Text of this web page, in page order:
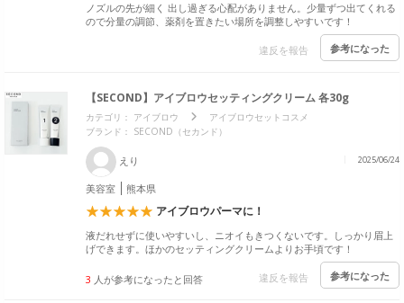
ノズルの先が細く 出し過ぎる心配がありません。少量ずつ出てくれる
ので分量の調節、薬剤を置きたい場所を調整しやすいです！
違反を報告 参考になった
【SECOND】アイブロウセッティングクリーム 各30g
カテゴリ： アイブロウ
アイブロウセットコスメ
ブランド： SECOND（セカンド）
えり 2025/06/24
美容室 熊本県
アイブロウパーマに！
液だれせずに使いやすいし、ニオイもきつくないです。しっかり眉上
げできます。ほかのセッティングクリームよりお手頃です！
3 人が参考になったと回答 違反を報告 参考になった